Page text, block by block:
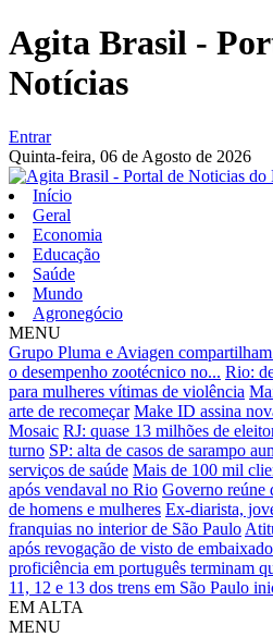
Agita Brasil -
Notícias
Entrar
Quinta-feira, 06 de Agosto de 2026
Início
Geral
Economia
Educação
Saúde
Mundo
Agronegócio
MENU
Grupo Pluma e Aviagen
o desempenho zootécnico no... Rio:
para mulheres vítimas de violência
arte de recomeçar Make ID assina
Mosaic RJ: quase 13 milhões de
turno SP: alta de casos de sarampo
serviços de saúde Mais de 100 mil
após vendaval no Rio Governo reúne
de homens e mulheres Ex-diarista,
franquias no interior de São Paulo
após revogação de visto de
proficiência em português terminam
11, 12 e 13 dos trens em São Paulo
EM ALTA
MENU